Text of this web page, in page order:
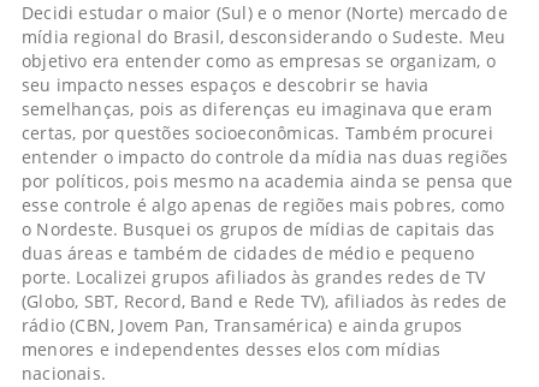
Decidi estudar o maior (Sul) e o menor (Norte) mercado de
mídia regional do Brasil, desconsiderando o Sudeste. Meu
objetivo era entender como as empresas se organizam, o
seu impacto nesses espaços e descobrir se havia
semelhanças, pois as diferenças eu imaginava que eram
certas, por questões socioeconômicas. Também procurei
entender o impacto do controle da mídia nas duas regiões
por políticos, pois mesmo na academia ainda se pensa que
esse controle é algo apenas de regiões mais pobres, como
o Nordeste. Busquei os grupos de mídias de capitais das
duas áreas e também de cidades de médio e pequeno
porte. Localizei grupos afiliados às grandes redes de TV
(Globo, SBT, Record, Band e Rede TV), afiliados às redes de
rádio (CBN, Jovem Pan, Transamérica) e ainda grupos
menores e independentes desses elos com mídias
nacionais.